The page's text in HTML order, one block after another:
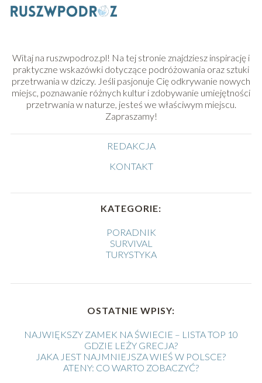
Witaj na ruszwpodroz.pl! Na tej stronie znajdziesz inspirację i
praktyczne wskazówki dotyczące podróżowania oraz sztuki
przetrwania w dziczy. Jeśli pasjonuje Cię odkrywanie nowych
miejsc, poznawanie różnych kultur i zdobywanie umiejętności
przetrwania w naturze, jesteś we właściwym miejscu.
Zapraszamy!
REDAKCJA
KONTAKT
KATEGORIE:
PORADNIK
SURVIVAL
TURYSTYKA
OSTATNIE WPISY:
NAJWIĘKSZY ZAMEK NA ŚWIECIE – LISTA TOP 10
GDZIE LEŻY GRECJA?
JAKA JEST NAJMNIEJSZA WIEŚ W POLSCE?
ATENY: CO WARTO ZOBACZYĆ?